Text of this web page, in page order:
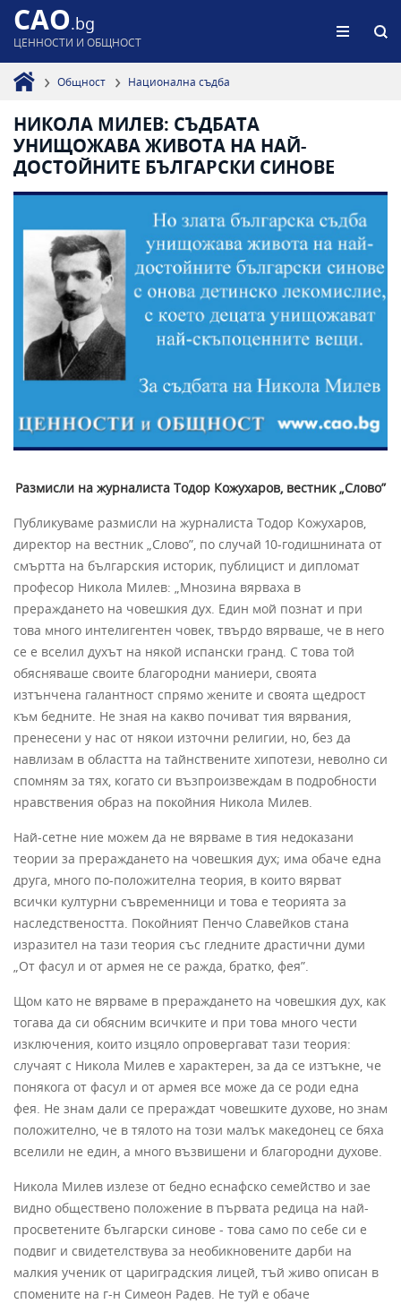
CAO.bg
ЦЕННОСТИ И ОБЩНОСТ
Общност Национална съдба
НИКОЛА МИЛЕВ: СЪДБАТА
УНИЩОЖАВА ЖИВОТА НА НАЙ-
ДОСТОЙНИТЕ БЪЛГАРСКИ СИНОВЕ
Размисли на журналиста Тодор Кожухаров, вестник „Слово”
Публикуваме размисли на журналиста Тодор Кожухаров,
директор на вестник „Слово”, по случай 10-годишнината от
смъртта на българския историк, публицист и дипломат
професор Никола Милев: „Мнозина вярваха в
прераждането на човешкия дух. Един мой познат и при
това много интелигентен човек, твърдо вярваше, че в него
се е вселил духът на някой испански гранд. С това той
обясняваше своите благородни маниери, своята
изтънчена галантност спрямо жените и своята щедрост
към бедните. Не зная на какво почиват тия вярвания,
пренесени у нас от някои източни религии, но, без да
навлизам в областта на тайнствените хипотези, неволно си
спомням за тях, когато си възпроизвеждам в подробности
нравствения образ на покойния Никола Милев.
Най-сетне ние можем да не вярваме в тия недоказани
теории за пре­раждането на човешкия дух; има обаче една
друга, много по-положителна тео­рия, в които вярват
всички културни съвременници и това е теорията за
наследст­веността. Покойният Пенчо Славейков стана
изразител на тази теория със глед­ните драстични думи
„От фасул и от армея не се ражда, братко, фея”.
Щом като не вярваме в прераждането на човешкия дух, как
тогава да си обясним всичките и при това много чести
изключения, които изцяло опроверга­ват тази теория:
случаят с Никола Милев е характерен, за да се изтъкне, че
поня­кога от фасул и от армея все може да се роди една
фея. Не знам дали се прераждат човешките духове, но знам
положително, че в тялото на този малък македо­нец се бяха
вселили не един, а много възвишени и благородни духове.
Никола Милев излезе от бедно еснафско семейство и зае
видно обществе­но положение в първата редица на най-
просветените български синове - това само по себе си е
подвиг и свидетелствува за необикновените дарби на
малкия ученик от цариградския лицей, тъй живо описан в
спомените на г-н Симеон Радев. Не туй е обаче